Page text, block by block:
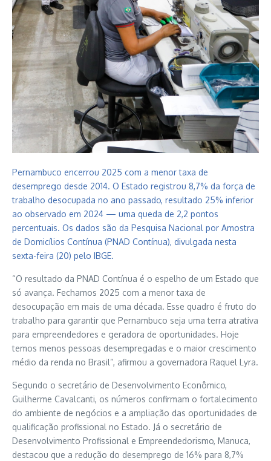
Pernambuco encerrou 2025 com a menor taxa de
desemprego desde 2014. O Estado registrou 8,7% da força de
trabalho desocupada no ano passado, resultado 25% inferior
ao observado em 2024 — uma queda de 2,2 pontos
percentuais. Os dados são da Pesquisa Nacional por Amostra
de Domicílios Contínua (PNAD Contínua), divulgada nesta
sexta-feira (20) pelo IBGE.
“O resultado da PNAD Contínua é o espelho de um Estado que
só avança. Fechamos 2025 com a menor taxa de
desocupação em mais de uma década. Esse quadro é fruto do
trabalho para garantir que Pernambuco seja uma terra atrativa
para empreendedores e geradora de oportunidades. Hoje
temos menos pessoas desempregadas e o maior crescimento
médio da renda no Brasil”, afirmou a governadora Raquel Lyra.
Segundo o secretário de Desenvolvimento Econômico,
Guilherme Cavalcanti, os números confirmam o fortalecimento
do ambiente de negócios e a ampliação das oportunidades de
qualificação profissional no Estado. Já o secretário de
Desenvolvimento Profissional e Empreendedorismo, Manuca,
destacou que a redução do desemprego de 16% para 8,7%